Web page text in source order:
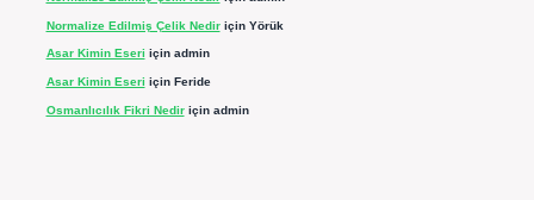
Normalize Edilmiş Çelik Nediriçin Yörük
Asar Kimin Eseri için admin
Asar Kimin Eseri için Feride
Osmanlıcılık Fikri Nediriçin admin